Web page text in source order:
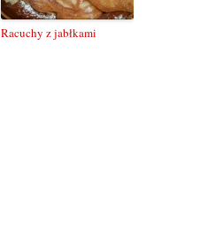
Racuchy z jabłkami